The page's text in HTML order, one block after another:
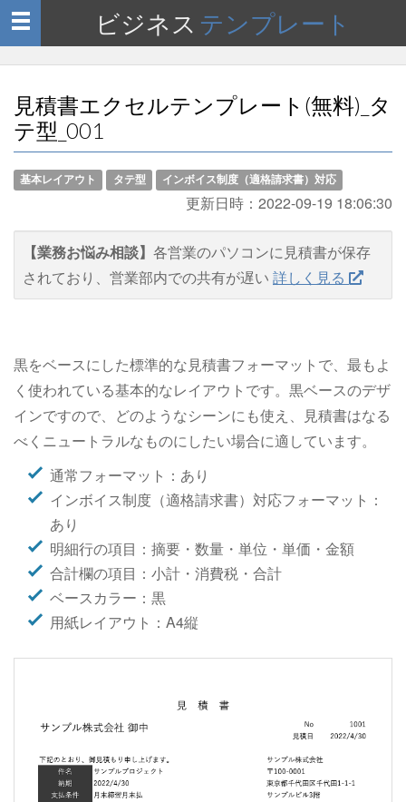
Toggle
navigation
ビジネス テンプレート
見積書エクセルテンプレート(無料)_タ
テ型_001
基本レイアウト タテ型 インボイス制度（適格請求書）対応
更新日時： 2022-09-19 18:06:30
【業務お悩み相談】 各営業のパソコンに見積書が保存
されており、営業部内での共有が遅い 詳しく見る
黒をベースにした標準的な見積書フォーマットで、最もよ
く使われている基本的なレイアウトです。黒ベースのデザ
インですので、どのようなシーンにも使え、見積書はなる
べくニュートラルなものにしたい場合に適しています。
通常フォーマット：あり
インボイス制度（適格請求書）対応フォーマット：
あり
明細行の項目：摘要・数量・単位・単価・金額
合計欄の項目：小計・消費税・合計
ベースカラー：黒
用紙レイアウト：A4縦